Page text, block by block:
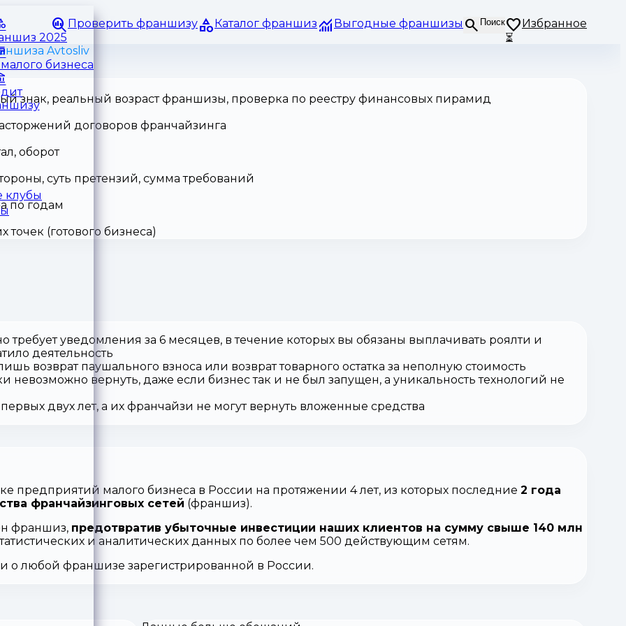
Проверить франшизу Каталог франшиз Выгодные франшизы Поиск
Избранное
⏳
2025
бизнеса
клубы
Avtosliv
знак, реальный возраст франшизы, проверка по реестру финансовых пирамид
договоров франчайзинга
оборот
суть претензий, сумма требований
по годам
(готового бизнеса)
требует уведомления за 6 месяцев, в течение которых вы обязаны выплачивать роялти и
деятельность
возврат паушального взноса или возврат товарного остатка за неполную стоимость
невозможно вернуть, даже если бизнес так и не был запущен, а уникальность технологий не
двух лет, а их франчайзи не могут вернуть вложенные средства
предприятий малого бизнеса в России на протяжении 4 лет, из которых последние 2 года
франчайзинговых сетей (франшиз).
франшиз, предотвратив убыточные инвестиции наших клиентов на сумму свыше 140 млн
и аналитических данных по более чем 500 действующим сетям.
о любой франшизе зарегистрированной в России.